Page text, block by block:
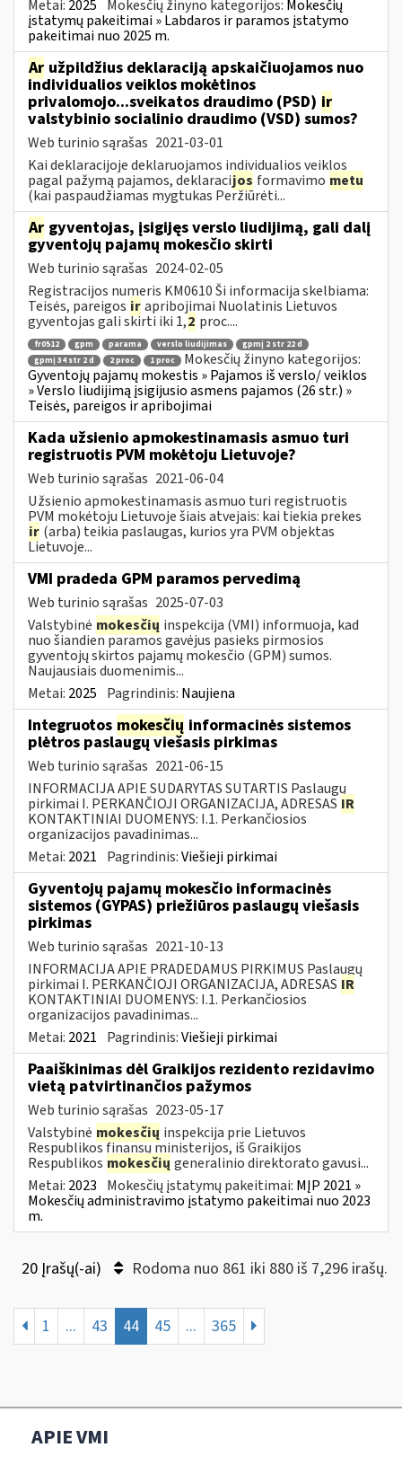
Metai: 2025 Mokesčių žinyno kategorijos: Mokesčių
įstatymų pakeitimai » Labdaros ir paramos įstatymo
pakeitimai nuo 2025 m.
Ar užpildžius deklaraciją apskaičiuojamos nuo
individualios veiklos mokėtinos
privalomojo...sveikatos draudimo (PSD) ir
valstybinio socialinio draudimo (VSD) sumos?
Web turinio sąrašas 2021-03-01
Kai deklaracijoje deklaruojamos individualios veiklos
pagal pažymą pajamos, deklaracijos formavimo metu
(kai paspaudžiamas mygtukas Peržiūrėti...
Ar gyventojas, įsigijęs verslo liudijimą, gali dalį
gyventojų pajamų mokesčio skirti
Web turinio sąrašas 2024-02-05
Registracijos numeris KM0610 Ši informacija skelbiama:
Teisės, pareigos irapribojimai Nuolatinis Lietuvos
gyventojas gali skirti iki 1,2 proc....
fr0512 gpm parama verslo liudijimas
gpmį 2 str 22 d
gpmį 34 str 2 d
2 proc 1 proc
Mokesčių žinyno kategorijos:
Gyventojų pajamų mokestis » Pajamos iš verslo/ veiklos
» Verslo liudijimą įsigijusio asmens pajamos (26 str.) »
Teisės, pareigos ir apribojimai
Kada užsienio apmokestinamasis asmuo turi
registruotis PVM mokėtoju Lietuvoje?
Web turinio sąrašas 2021-06-04
Užsienio apmokestinamasis asmuo turi registruotis
PVM mokėtoju Lietuvoje šiais atvejais: kai tiekia prekes
ir (arba) teikia paslaugas, kurios yra PVM objektas
Lietuvoje...
VMI pradeda GPM paramos pervedimą
Web turinio sąrašas 2025-07-03
Valstybinė mokesčių inspekcija (VMI) informuoja, kad
nuo šiandien paramos gavėjus pasieks pirmosios
gyventojų skirtos pajamų mokesčio (GPM) sumos.
Naujausiais duomenimis...
Metai: 2025 Pagrindinis: Naujiena
Integruotos mokesčių informacinės sistemos
plėtros paslaugų viešasis pirkimas
Web turinio sąrašas 2021-06-15
INFORMACIJA APIE SUDARYTAS SUTARTIS Paslaugų
pirkimai I. PERKANČIOJI ORGANIZACIJA, ADRESAS IR
KONTAKTINIAI DUOMENYS: I.1. Perkančiosios
organizacijos pavadinimas...
Metai: 2021 Pagrindinis:Viešieji pirkimai
Gyventojų pajamų mokesčio informacinės
sistemos (GYPAS) priežiūros paslaugų viešasis
pirkimas
Web turinio sąrašas 2021-10-13
INFORMACIJA APIE PRADEDAMUS PIRKIMUS Paslaugų
pirkimai I. PERKANČIOJI ORGANIZACIJA, ADRESAS IR
KONTAKTINIAI DUOMENYS: I.1. Perkančiosios
organizacijos pavadinimas...
Metai: 2021 Pagrindinis:Viešieji pirkimai
Paaiškinimas dėl Graikijos rezidento rezidavimo
vietą patvirtinančios pažymos
Web turinio sąrašas 2023-05-17
Valstybinė mokesčių inspekcija prie Lietuvos
Respublikos finansų ministerijos, iš Graikijos
Respublikos mokesčių generalinio direktorato gavusi...
Metai: 2023 Mokesčių įstatymų pakeitimai: MĮP 2021 »
Mokesčių administravimo įstatymo pakeitimai nuo 2023
m.
20 Įrašų(-ai) Rodoma nuo 861 iki 880 iš 7,296 irašų.
1 ... 43 44 45 ... 365
APIE VMI